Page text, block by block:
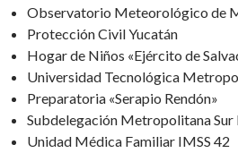
Observatorio Meteorológico de
Protección Civil Yucatán
Hogar de Niños «Ejército de
Universidad Tecnológica
Preparatoria «Serapio Rendón»
Subdelegación Metropolitana Sur
Unidad Médica Familiar IMSS 42